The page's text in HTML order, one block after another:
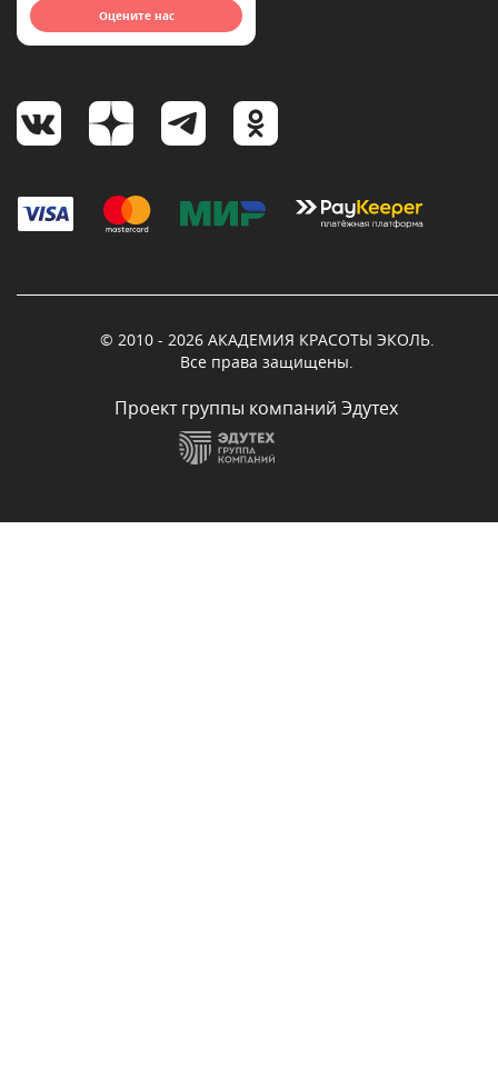
Оцените нас
© 2010 - 2026 АКАДЕМИЯ КРАСОТЫ ЭКОЛЬ.
Все права защищены.
Проект группы компаний Эдутех